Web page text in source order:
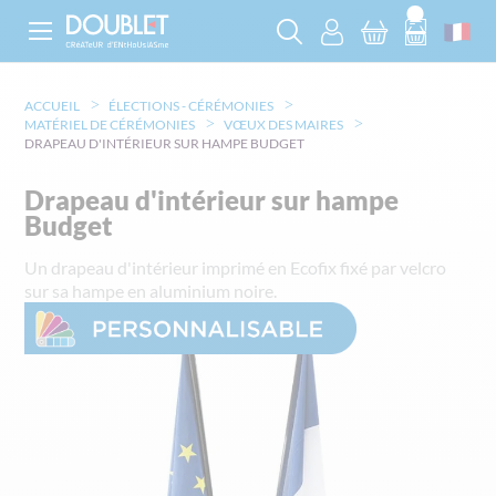
ACCUEIL
ÉLECTIONS - CÉRÉMONIES
MATÉRIEL DE CÉRÉMONIES
VŒUX DES MAIRES
DRAPEAU D'INTÉRIEUR SUR HAMPE BUDGET
Drapeau d'intérieur sur hampe
Budget
Un drapeau d'intérieur imprimé en Ecofix fixé par velcro
sur sa hampe en aluminium noire.
Skip
to
the